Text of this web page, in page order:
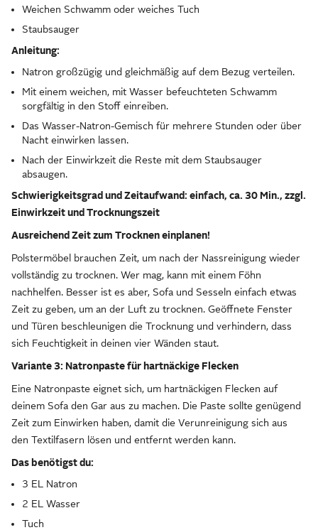
Weichen Schwamm oder weiches Tuch
Staubsauger
Anleitung:
Natron großzügig und gleichmäßig auf dem Bezug verteilen.
Mit einem weichen, mit Wasser befeuchteten Schwamm
sorgfältig in den Stoff einreiben.
Das Wasser-Natron-Gemisch für mehrere Stunden oder über
Nacht einwirken lassen.
Nach der Einwirkzeit die Reste mit dem Staubsauger
absaugen.
Schwierigkeitsgrad und Zeitaufwand: einfach, ca. 30 Min., zzgl.
Einwirkzeit und Trocknungszeit
Ausreichend Zeit zum Trocknen einplanen!
Polstermöbel brauchen Zeit, um nach der Nassreinigung wieder
vollständig zu trocknen. Wer mag, kann mit einem Föhn
nachhelfen. Besser ist es aber, Sofa und Sesseln einfach etwas
Zeit zu geben, um an der Luft zu trocknen. Geöffnete Fenster
und Türen beschleunigen die Trocknung und verhindern, dass
sich Feuchtigkeit in deinen vier Wänden staut.
Variante 3: Natronpaste für hartnäckige Flecken
Eine Natronpaste eignet sich, um hartnäckigen Flecken auf
deinem Sofa den Gar aus zu machen. Die Paste sollte genügend
Zeit zum Einwirken haben, damit die Verunreinigung sich aus
den Textilfasern lösen und entfernt werden kann.
Das benötigst du:
3 EL Natron
2 EL Wasser
Tuch